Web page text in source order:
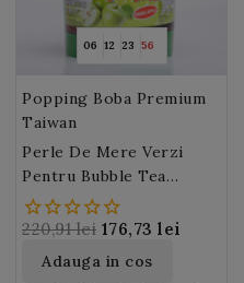
06 12 23 54
Popping Boba Premium
Taiwan
Perle De Mere Verzi
Pentru Bubble Tea
(Green Apples Popping
Boba) 3,2 Kg
220,91 lei 176,73 lei
Adauga in cos